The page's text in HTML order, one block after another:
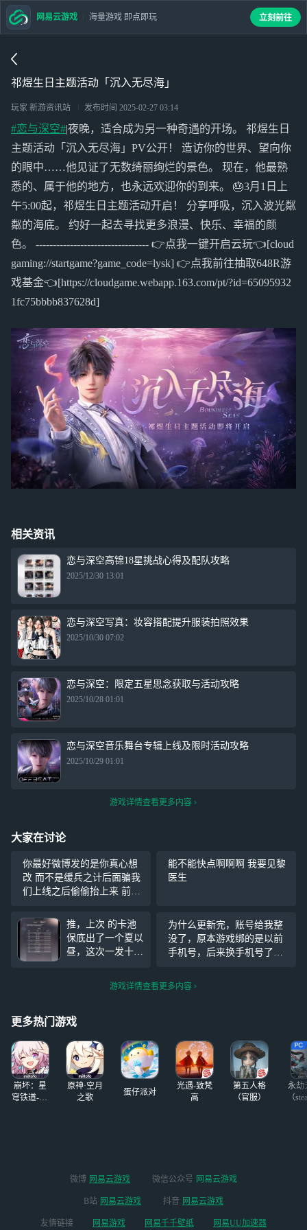
祁煜生日主题活动「沉入无尽海」
玩家 新游资讯站 发布时间 2025-02-27 03:14
#恋与深空#|夜晚，适合成为另一种奇遇的开场。 祁煜生日
主题活动「沉入无尽海」PV公开！ 造访你的世界、望向你
的眼中……他见证了无数绮丽绚烂的景色。 现在，他最熟
悉的、属于他的地方，也永远欢迎你的到来。 🎂3月1日上
午5:00起，祁煜生日主题活动开启！ 分享呼吸，沉入波光粼
粼的海底。 约好一起去寻找更多浪漫、快乐、幸福的颜
色。 --------------------------------- 👉点我一键开启云玩👈[cloud
gaming://startgame?game_code=lysk] 👉点我前往抽取648R游
戏基金👈[https://cloudgame.webapp.163.com/pt/?id=65095932
1fc75bbbb837628d]
相关资讯
恋与深空高锦18星挑战心得及配队攻略
2025/12/30 13:01
恋与深空写真：妆容搭配提升服装拍照效果
2025/10/30 07:02
恋与深空：限定五星思念获取与活动攻略
2025/10/28 01:01
恋与深空音乐舞台专辑上线及限时活动攻略
2025/10/29 01:01
游戏详情查看更多内容
大家在讨论
你最好微博发的是你真心想
改 而不是缓兵之计后面骗我
们上线之后偷偷抬上来 前面
差点就给你骗了
能不能快点啊啊啊 我要见黎
医生
推，上次 的卡池
保底出了一个夏以
昼，这次一发十连
的四星的我还已经
是有了的，主要是
（没有说他不好的
妹伪骨没兴趣）#
恋与深空#
为什么更新完，账号给我整
没了，原本游戏绑的是以前
手机号，后来换手机号了，
号也没了
游戏详情查看更多内容
更多热门游戏
崩坏：星
穹铁道-4.4
原神·空月
之歌
蛋仔派对
光遇-致梵
高
第五人格
（官服）
永劫
（
网易云游戏 海量游戏 即点即玩 立刻前往
微博 网易云游戏 微信公众号 网易云游戏
B站 网易云游戏 抖音 网易云游戏
友情链接 网易游戏 网易千千壁纸 网易UU加速器